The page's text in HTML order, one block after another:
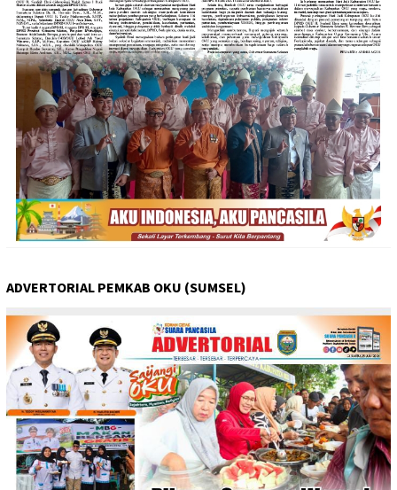
ADVERTORIAL PEMKAB OKU (SUMSEL)